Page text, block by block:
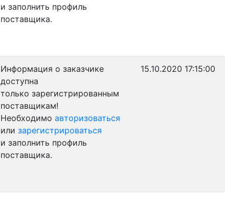
и заполнить профиль
поставщика.
Информация о заказчике
доступна
только зарегистрированным
поставщикам!
Необходимо авторизоваться
или зарегистрироваться
и заполнить профиль
поставщика.
15.10.2020 17:15:00